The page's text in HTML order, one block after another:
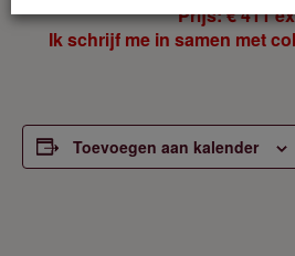
Prijs: € 411
Ik schrijf me in samen met
Toevoegen aan kalender